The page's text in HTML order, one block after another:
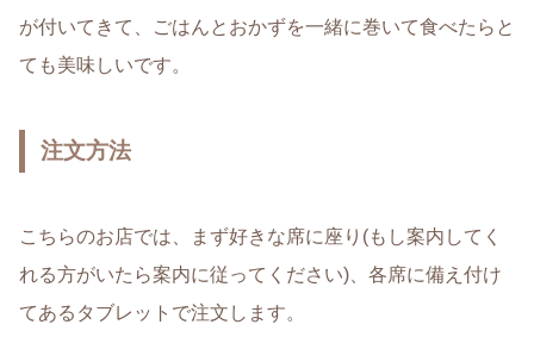
が付いてきて、ごはんとおかずを一緒に巻いて食べたらと
ても美味しいです。
注文方法
こちらのお店では、まず好きな席に座り(もし案内してく
れる方がいたら案内に従ってください)、各席に備え付け
てあるタブレットで注文します。